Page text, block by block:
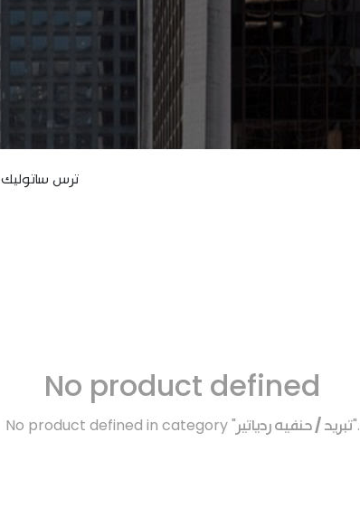
ترس ساتوليك
No product defined
No product defined in category "تبريد / حنفيه ردياتير".